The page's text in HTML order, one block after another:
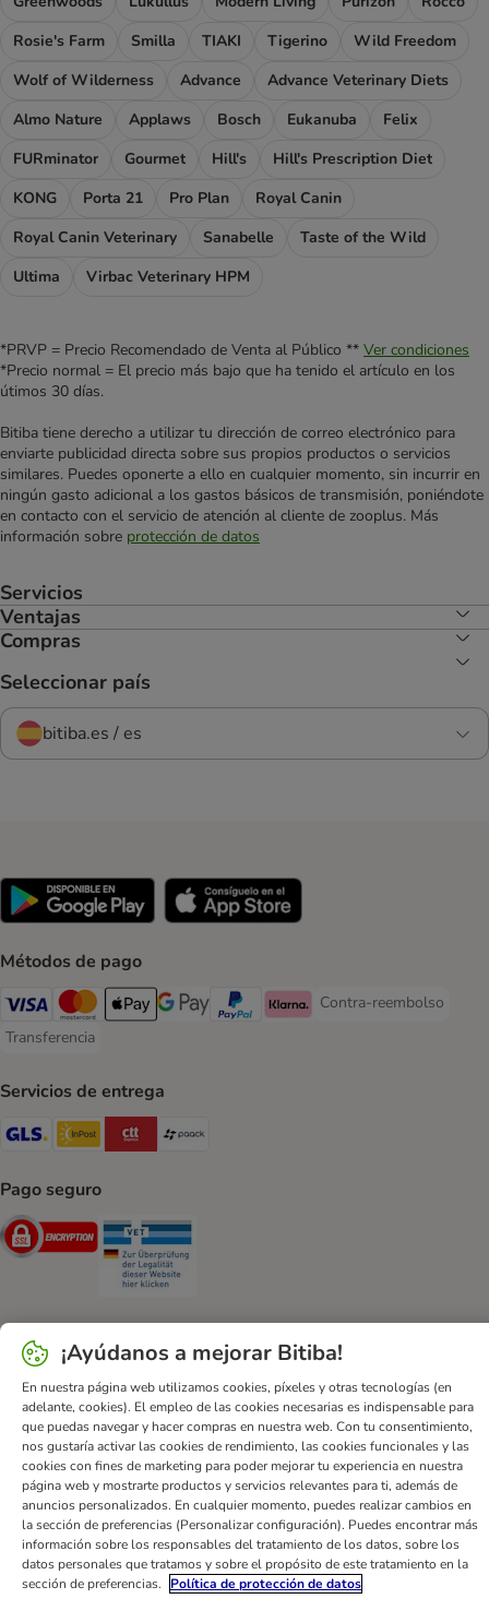
Rosie's Farm
Smilla TIAKI Tigerino
Wild Freedom
Wolf of Wilderness
Advance
Advance Veterinary Diets
Almo Nature
Applaws Bosch Eukanuba
Felix
FURminator
Gourmet Hill's
Hill's Prescription Diet
KONG
Porta 21 Pro Plan
Royal Canin
Royal Canin Veterinary
Sanabelle
Taste of the Wild
Ultima
Virbac Veterinary HPM
*PRVP = Precio Recomendado de Venta al Público ** Ver condiciones
*Precio normal = El precio más bajo que ha tenido el artículo en los
útimos 30 días.
Bitiba tiene derecho a utilizar tu dirección de correo electrónico para
enviarte publicidad directa sobre sus propios productos o servicios
similares. Puedes oponerte a ello en cualquier momento, sin incurrir en
ningún gasto adicional a los gastos básicos de transmisión, poniéndote
en contacto con el servicio de atención al cliente de zooplus. Más
información sobre protección de datos
Servicios
Ventajas
Compras
Seleccionar país
bitiba.es / es
Métodos de pago
Visa Payment Method
Mastercard Payment Method
Apple Pay Payment Method
Google Pay Payment Method
PayPal Payment Method
Klarna Payment Method
Contra-reembolso
Contra-reembolso
Transferencia
Transferencia Payment Method
Servicios de entrega
GLS Shipping Method
InPost Shipping Method
CTTExpress Shipping Method
Pago seguro
Security
Ayuda
Condiciones comerciales generales
Declaración de accesibilidad
Newsletter
Gastos de envío y plazos de entrega
Formas de pago
Formulario de desistimiento
Programa de fidelización
App bitiba
Programa de afiliados
Gestión de residuos
bitiba GmbH2026
¡Ayúdanos a mejorar Bitiba!
En nuestra página web utilizamos cookies, píxeles y otras tecnologías (en
adelante, cookies). El empleo de las cookies necesarias es indispensable para
que puedas navegar y hacer compras en nuestra web. Con tu consentimiento,
nos gustaría activar las cookies de rendimiento, las cookies funcionales y las
cookies con fines de marketing para poder mejorar tu experiencia en nuestra
página web y mostrarte productos y servicios relevantes para ti, además de
anuncios personalizados. En cualquier momento, puedes realizar cambios en
la sección de preferencias (Personalizar configuración). Puedes encontrar más
información sobre los responsables del tratamiento de los datos, sobre los
datos personales que tratamos y sobre el propósito de este tratamiento en la
sección de preferencias.
Política de protección de datos